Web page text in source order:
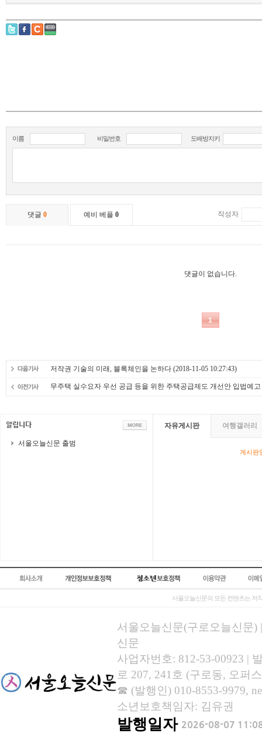
저작권 기술의 미래, 블록체인을 논하다 (2018-11-05 10:27:43)
무주택 실수요자 우선 공급 등을 위한 주택공급제도 개선안 입법예고
서울오늘신문 출범
자유게시판 여행갤러리
게시판
서울오늘신문의 모든 컨텐츠는 저
서울오늘신문(구로오늘신문)
신문
사업자번호: 812-53-00923 |
로 207, 241호 (구로동, 오퍼
☎ (발행인) 010-8553-9979,
소년보호책임자: 김유권
발행일자